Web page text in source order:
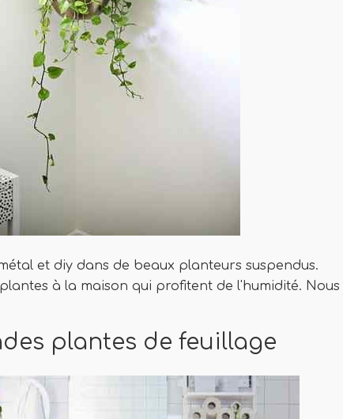
et diy dans de beaux planteurs suspendus.
à la maison qui profitent de l'humidité. Nous
plantes de feuillage